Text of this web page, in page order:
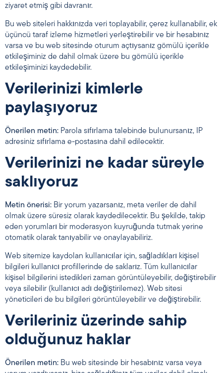
ziyaret etmiş gibi davranır.
Bu web siteleri hakkınızda veri toplayabilir, çerez kullanabilir, ek
üçüncü taraf izleme hizmetleri yerleştirebilir ve bir hesabınız
varsa ve bu web sitesinde oturum açtıysanız gömülü içerikle
etkileşiminiz de dahil olmak üzere bu gömülü içerikle
etkileşiminizi kaydedebilir.
Verilerinizi kimlerle
paylaşıyoruz
Önerilen metin: Parola sıfırlama talebinde bulunursanız, IP
adresiniz sıfırlama e-postasına dahil edilecektir.
Verilerinizi ne kadar süreyle
saklıyoruz
Metin önerisi: Bir yorum yazarsanız, meta veriler de dahil
olmak üzere süresiz olarak kaydedilecektir. Bu şekilde, takip
eden yorumları bir moderasyon kuyruğunda tutmak yerine
otomatik olarak tanıyabilir ve onaylayabiliriz.
Web sitemize kaydolan kullanıcılar için, sağladıkları kişisel
bilgileri kullanıcı profillerinde de saklarız. Tüm kullanıcılar
kişisel bilgilerini istedikleri zaman görüntüleyebilir, değiştirebilir
veya silebilir (kullanıcı adı değiştirilemez). Web sitesi
yöneticileri de bu bilgileri görüntüleyebilir ve değiştirebilir.
Verileriniz üzerinde sahip
olduğunuz haklar
Önerilen metin: Bu web sitesinde bir hesabınız varsa veya